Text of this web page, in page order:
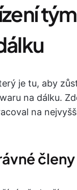
je tu, aby
na dálku.
na